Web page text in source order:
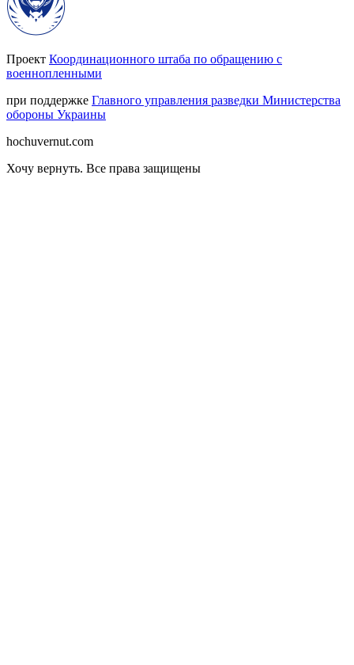
Проект Координационного штаба по обращению с
военнопленными
при поддержке Главного управления разведки Министерства
обороны Украины
hochuvernut.com
Хочу вернуть. Все права защищены